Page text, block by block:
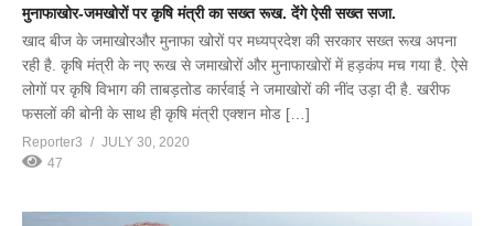
मुनाफाखोर-जमखोरों पर कृषि मंत्री का सख्त रूख. देंगे ऐसी सख्त सजा.
खाद बीज के जमाखोरऔर मुनाफा खोरों पर मध्यप्रदेश की सरकार सख्त रूख अपना
रही है. कृषि मंत्री के नए रूख से जमाखोरों और मुनाफाखोरों में हड़कंप मच गया है. ऐसे
लोगों पर कृषि विभाग की ताबड़तोड कार्रवाई ने जमाखोरों की नींद उड़ा दी है. खरीफ
फसलों की बोनी के साथ ही कृषि मंत्री एक्शन मोड […]
Reporter3
JULY 30, 2020
47